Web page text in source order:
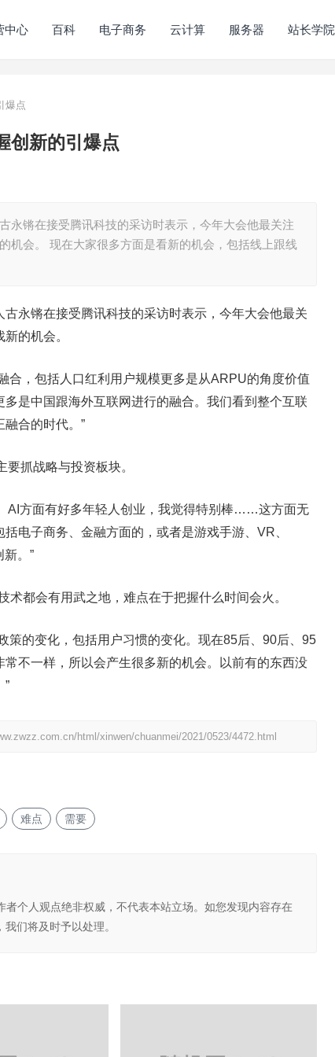
中心 百科 电子商务 云计算 服务器 站长学院
爆点
创新的引爆点
永锵在接受腾讯科技的采访时表示，今年大会他最关注
机会。 现在大家很多方面是看新的机会，包括线上跟线
永锵在接受腾讯科技的采访时表示，今年大会他最关
的机会。
合，包括人口红利用户规模更多是从ARPU的角度价值
是中国跟海外互联网进行的融合。我们看到整个互联
合的时代。”
抓战略与投资板块。
AI方面有好多年轻人创业，我觉得特别棒……这方面无
电子商务、金融方面的，或者是游戏手游、VR、
。”
都会有用武之地，难点在于把握什么时间会火。
策的变化，包括用户习惯的变化。现在85后、90后、95
不一样，所以会产生很多新的机会。以前有的东西没
”
html/xinwen/chuanmei/2021/0523/4472.html
难点 需要
者个人观点绝非权威，不代表本站立场。如您发现内容存在
们将及时予以处理。